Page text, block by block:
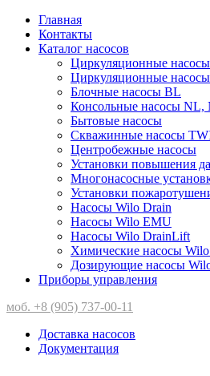
Главная
Контакты
Каталог насосов
Циркуляционные насосы
Циркуляционные
Блочные насосы BL
Консольные насосы NL,
Бытовые насосы
Скважинные насосы
Центробежные насосы
Установки повышения
Многонасосные
Установки
Насосы Wilo Drain
Насосы Wilo EMU
Насосы Wilo DrainLift
Химические насосы
Дозирующие насосы
Приборы управления
моб. +8 (905) 737-00-11
Доставка насосов
Документация